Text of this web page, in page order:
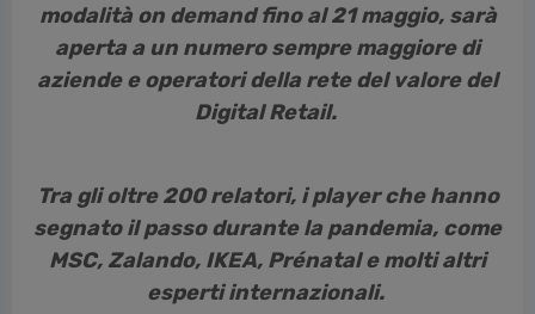
modalità on demand fino al 21 maggio, sarà
aperta a un numero sempre maggiore di
aziende e operatori della rete del valore del
Digital Retail.
Tra gli oltre 200 relatori, i player che hanno
segnato il passo durante la pandemia, come
MSC, Zalando, IKEA, Prénatal e molti altri
esperti internazionali.